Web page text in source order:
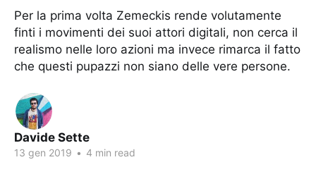
Per la prima volta Zemeckis rende volutamente
finti i movimenti dei suoi attori digitali, non cerca il
realismo nelle loro azioni ma invece rimarca il fatto
che questi pupazzi non siano delle vere persone.
Davide Sette
13 gen 2019 • 4 min read